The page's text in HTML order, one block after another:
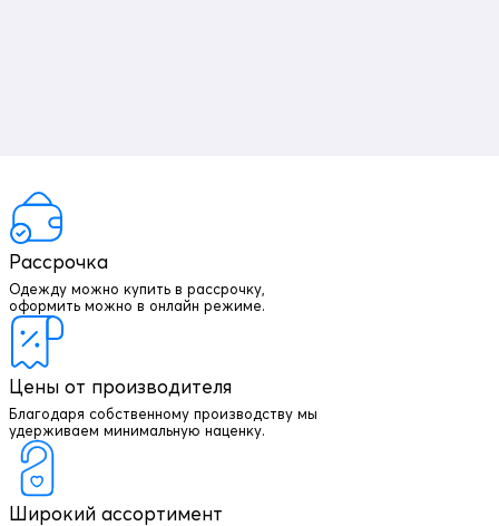
Рассрочка
Одежду можно купить в рассрочку,
оформить можно в онлайн режиме.
Цены от производителя
Благодаря собственному производству мы
удерживаем минимальную наценку.
Широкий ассортимент